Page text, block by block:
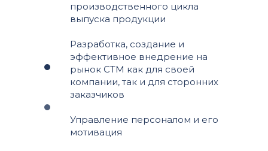
производственного цикла
выпуска продукции
Разработка, создание и
эффективное внедрение на
рынок СТМ как для своей
компании, так и для сторонних
заказчиков
Управление персоналом и его
мотивация